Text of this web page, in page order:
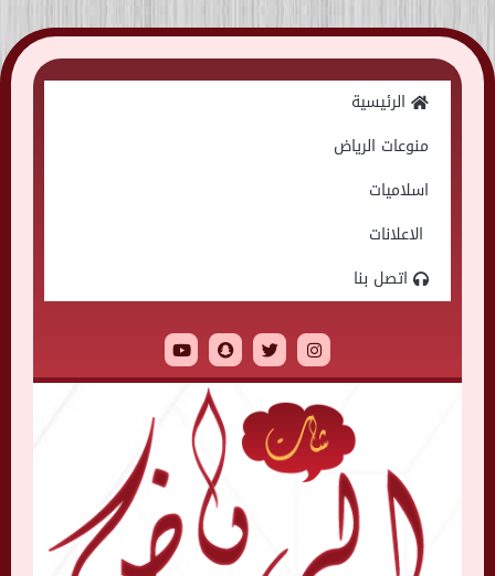
Skip
to
الرئيسية
منوعات الرياض
اسلاميات
الاعلانات
اتصل بنا